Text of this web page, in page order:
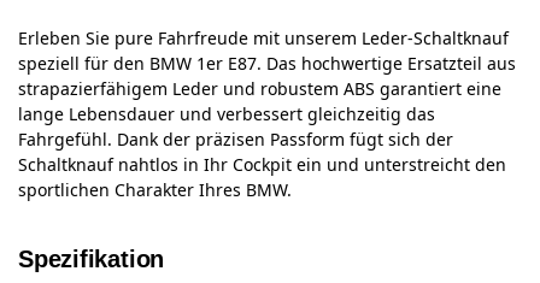
Erleben Sie pure Fahrfreude mit unserem Leder-Schaltknauf
speziell für den BMW 1er E87. Das hochwertige Ersatzteil aus
strapazierfähigem Leder und robustem ABS garantiert eine
lange Lebensdauer und verbessert gleichzeitig das
Fahrgefühl. Dank der präzisen Passform fügt sich der
Schaltknauf nahtlos in Ihr Cockpit ein und unterstreicht den
sportlichen Charakter Ihres BMW.
Spezifikation